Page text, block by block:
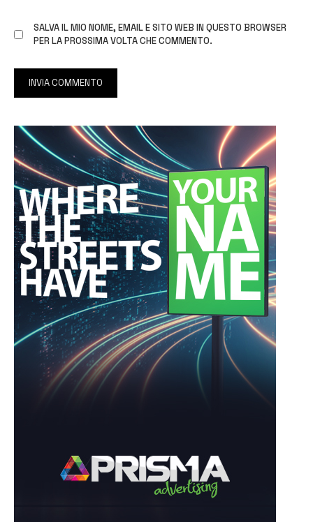
SALVA IL MIO NOME, EMAIL E SITO WEB IN QUESTO BROWSER
PER LA PROSSIMA VOLTA CHE COMMENTO.